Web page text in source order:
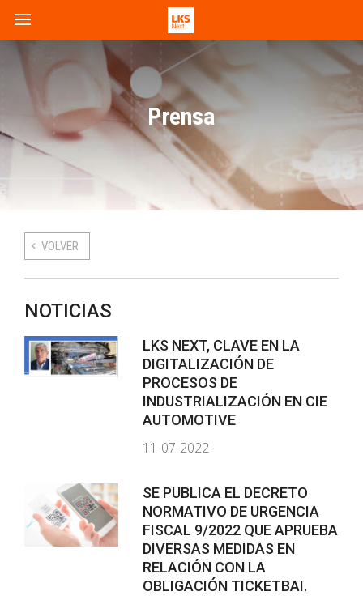
Prensa
VOLVER
NOTICIAS
LKS NEXT, CLAVE EN LA
DIGITALIZACIÓN DE
PROCESOS DE
INDUSTRIALIZACIÓN EN CIE
AUTOMOTIVE
11-07-2022
SE PUBLICA EL DECRETO
NORMATIVO DE URGENCIA
FISCAL 9/2022 QUE APRUEBA
DIVERSAS MEDIDAS EN
RELACIÓN CON LA
OBLIGACIÓN TICKETBAI.